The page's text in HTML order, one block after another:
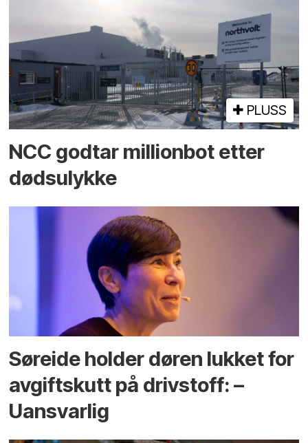
PLUSS
NCC godtar millionbot etter
dødsulykke
Søreide holder døren lukket for
avgiftskutt på drivstoff: –
Uansvarlig